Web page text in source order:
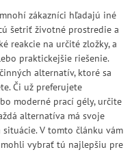
zákazníci hľadajú iné
šetriť životné prostredie a
reakcie na určité zložky, a
praktickejšie riešenie.
alternatív, ktoré sa
Či už preferujete
moderné prací gély, určite
alternatíva má svoje
V tomto článku vám
vybrať tú najlepšiu pre